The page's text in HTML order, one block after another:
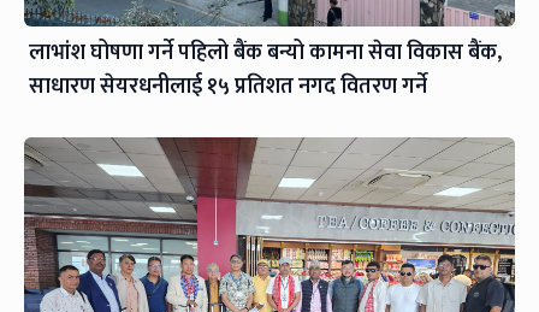
लाभांश घोषणा गर्ने पहिलो बैंक बन्यो कामना सेवा विकास बैंक,
साधारण सेयरधनीलाई १५ प्रतिशत नगद वितरण गर्ने